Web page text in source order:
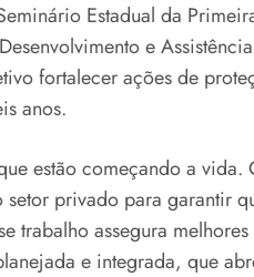
Estadual da
e
fortalecer ações de
anos.
estão começando a
privado para garantir
trabalho assegura
e integrada, que